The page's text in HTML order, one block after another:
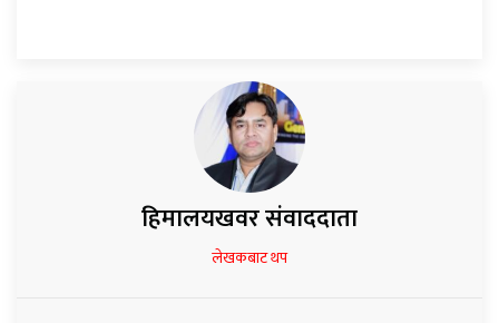
हिमालयखवर संवाददाता
लेखकबाट थप